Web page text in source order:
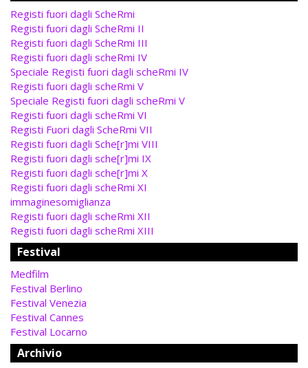
Registi fuori dagli ScheRmi
Registi fuori dagli ScheRmi II
Registi fuori dagli ScheRmi III
Registi fuori dagli scheRmi IV
Speciale Registi fuori dagli scheRmi IV
Registi fuori dagli scheRmi V
Speciale Registi fuori dagli scheRmi V
Registi fuori dagli scheRmi VI
Registi Fuori dagli ScheRmi VII
Registi fuori dagli Sche[r]mi VIII
Registi fuori dagli sche[r]mi IX
Registi fuori dagli sche[r]mi X
Registi fuori dagli scheRmi XI
immaginesomiglianza
Registi fuori dagli scheRmi XII
Registi fuori dagli scheRmi XIII
Festival
Medfilm
Festival Berlino
Festival Venezia
Festival Cannes
Festival Locarno
Archivio